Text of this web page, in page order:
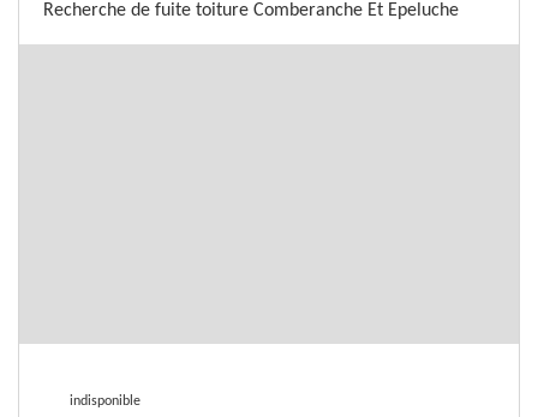
Recherche de fuite toiture Comberanche Et Epeluche
indisponible